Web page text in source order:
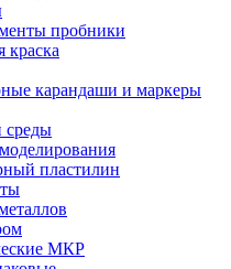
пробники
краска
карандаши и маркеры
среды
пластилин
МКР